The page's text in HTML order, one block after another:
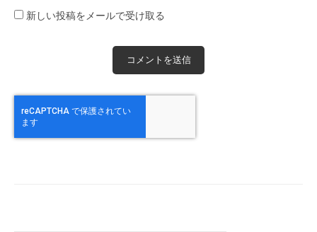
新しい投稿をメールで受け取る